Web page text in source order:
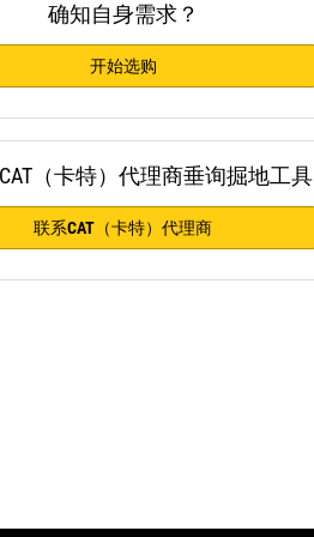
确知自身需求？
开始选购
（卡特）代理商垂询掘地工具
联系CAT（卡特）代理商